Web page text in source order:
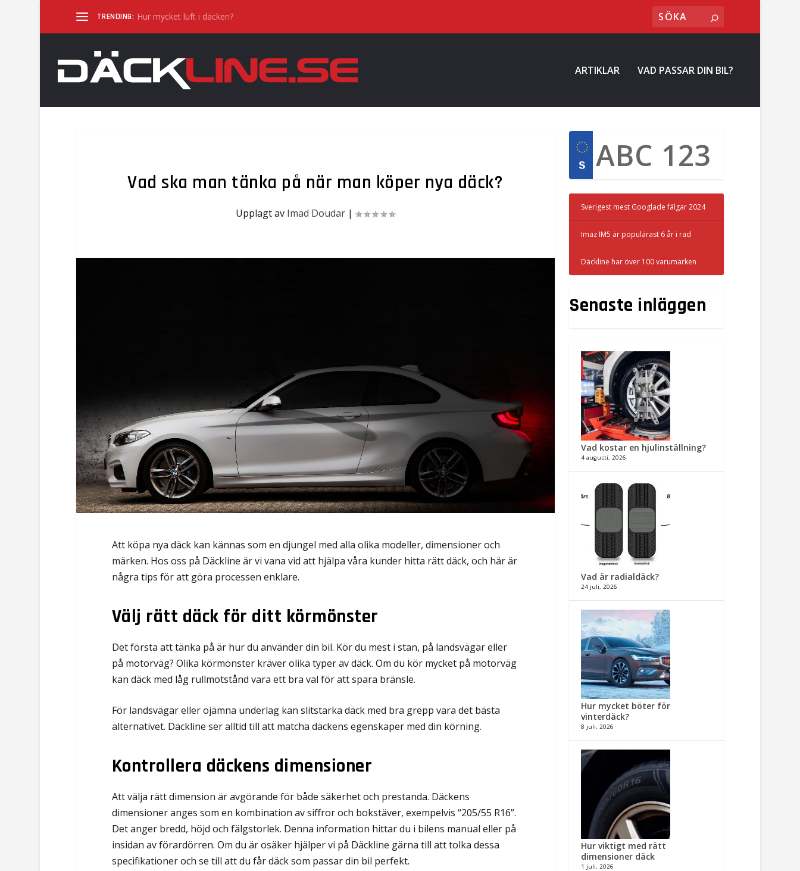
TRENDING: Hur mycket luft i däcken?
ARTIKLAR VAD PASSAR DIN BIL?
Vad ska man tänka på när man köper nya däck?
Upplagt av Imad Doudar |
Att köpa nya däck kan kännas som en djungel med alla olika modeller, dimensioner och
märken. Hos oss på Däckline är vi vana vid att hjälpa våra kunder hitta rätt däck, och här är
några tips för att göra processen enklare.
Välj rätt däck för ditt körmönster
Det första att tänka på är hur du använder din bil. Kör du mest i stan, på landsvägar eller
på motorväg? Olika körmönster kräver olika typer av däck. Om du kör mycket på motorväg
kan däck med låg rullmotstånd vara ett bra val för att spara bränsle.
För landsvägar eller ojämna underlag kan slitstarka däck med bra grepp vara det bästa
alternativet. Däckline ser alltid till att matcha däckens egenskaper med din körning.
Kontrollera däckens dimensioner
Att välja rätt dimension är avgörande för både säkerhet och prestanda. Däckens
dimensioner anges som en kombination av siffror och bokstäver, exempelvis “205/55 R16”.
Det anger bredd, höjd och fälgstorlek. Denna information hittar du i bilens manual eller på
insidan av förardörren. Om du är osäker hjälper vi på Däckline gärna till att tolka dessa
specifikationer och se till att du får däck som passar din bil perfekt.
Sverigest mest Googlade fälgar 2024
Imaz IM5 är populärast 6 år i rad
Däckline har över 100 varumärken
Senaste inläggen
Vad kostar en hjulinställning?
4 augusti, 2026
Vad är radialdäck?
24 juli, 2026
Hur mycket böter för
vinterdäck?
8 juli, 2026
Hur viktigt med rätt
dimensioner däck​
1 juli, 2026